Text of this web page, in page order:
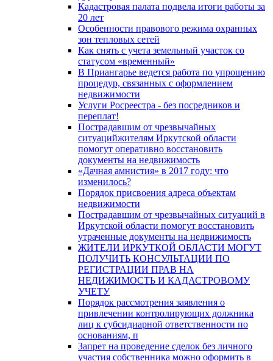
Кадастровая палата подвела итоги работы за
20 лет
Особенности правового режима охранных
зон тепловых сетей
Как снять с учета земельный участок со
статусом «временный»
В Приангарье ведется работа по упрощению
процедур, связанных с оформлением
недвижимости
Услуги Росреестра - без посредников и
переплат!
Пострадавшим от чрезвычайных
ситуацийжителям Иркутской области
помогут оперативно восстановить
документы на недвижимость
«Дачная амнистия» в 2017 году: что
изменилось?
Порядок присвоения адреса объектам
недвижимости
Пострадавшим от чрезвычайных ситуаций в
Иркутской области помогут восстановить
утраченные документы на недвижимость
ЖИТЕЛИ ИРКУТКОЙ ОБЛАСТИ МОГУТ
ПОЛУЧИТЬ КОНСУЛЬТАЦИИ ПО
РЕГИСТРАЦИИ ПРАВ НА
НЕДИЖИМОСТЬ И КАДАСТРОВОМУ
УЧЕТУ
Порядок рассмотрения заявления о
привлечении контролирующих должника
лиц к субсидиарной ответственности по
основаниям, п
Запрет на проведение сделок без личного
участия собственника можно оформить в